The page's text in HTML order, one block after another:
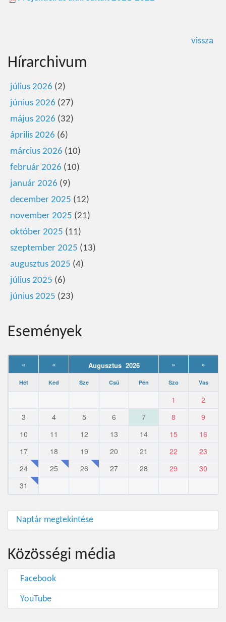
vissza
Hírarchivum
július 2026 (2)
június 2026 (27)
május 2026 (32)
április 2026 (6)
március 2026 (10)
február 2026 (10)
január 2026 (9)
december 2025 (12)
november 2025 (21)
október 2025 (11)
szeptember 2025 (13)
augusztus 2025 (4)
július 2025 (6)
június 2025 (23)
Események
« « Augusztus 2026 » »
Hét Ked Sze Csü Pén Szo Vas
1
2
3
4 5 6 7 8
9
10
11 12 13 14 15
16
17
18 19 20 21 22
23
24
25 26 27 28 29
30
31
Naptár megtekintése
Közösségi média
Facebook
YouTube